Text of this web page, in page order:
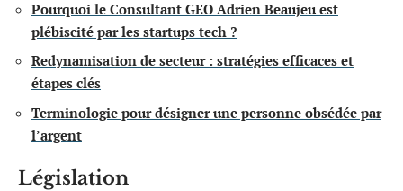
Pourquoi le Consultant GEO Adrien Beaujeu est
plébiscité par les startups tech ?
Redynamisation de secteur : stratégies efficaces et
étapes clés
Terminologie pour désigner une personne obsédée par
l’argent
Législation